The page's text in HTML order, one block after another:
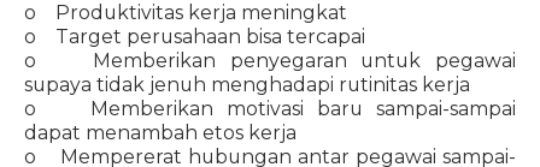
o Produktivitas kerja meningkat
o Target perusahaan bisa tercapai
o Memberikan penyegaran untuk pegawai
supaya tidak jenuh menghadapi rutinitas kerja
o Memberikan motivasi baru sampai-sampai
dapat menambah etos kerja
o Mempererat hubungan antar pegawai sampai-